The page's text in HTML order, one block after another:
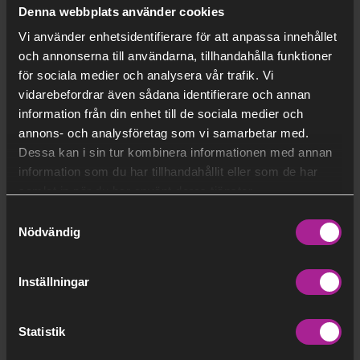
Denna webbplats använder cookies
Vi använder enhetsidentifierare för att anpassa innehållet
och annonserna till användarna, tillhandahålla funktioner
för sociala medier och analysera vår trafik. Vi
vidarebefordrar även sådana identifierare och annan
information från din enhet till de sociala medier och
annons- och analysföretag som vi samarbetar med.
Dessa kan i sin tur kombinera informationen med annan
information som du har tillhandahållit eller som de har
Nödvändig
Inställningar
Statistik
Kostnadsfri energirådgivning
läsa